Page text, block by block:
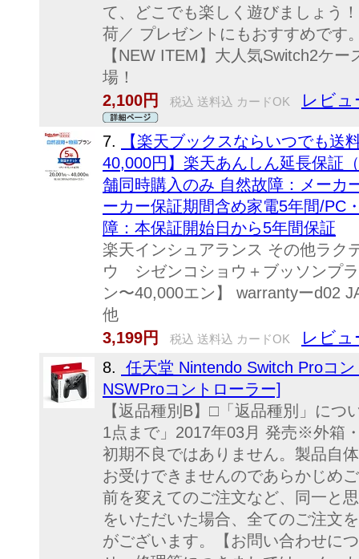
て、どこでも楽しく遊びましょう
荷／ プレゼントにもおすすめです
【NEW ITEM】大人気Switch2ケ
場！
2,100円
税込 送料込 カードOK レビュ
7.
【楽天ブックスならいつでも送
40,000円】楽天あんしん延長保証
舗同時購入のみ 自然故障：メーカ
ーカー保証期間含め家電5年間/PC
障：本保証開始日から5年間保証
楽天インシュアランス その他ラク
ウ シゼンコショウ＋ブッソンプ
ン〜40,000エン】 warrantyーd02
他
3,199円
税込 送料込 カードOK レビュ
8.
任天堂 Nintendo Switch Proコ
NSWProコントローラー]
【返品種別B】□「返品種別」に
1点まで」2017年03月 発売※外箱
初期不良ではありません。製品自
お受けできませんのであらかじめ
前を変えてのご注文など、同一と
をいただいた場合、全てのご注文
がございます。【お問い合わせに